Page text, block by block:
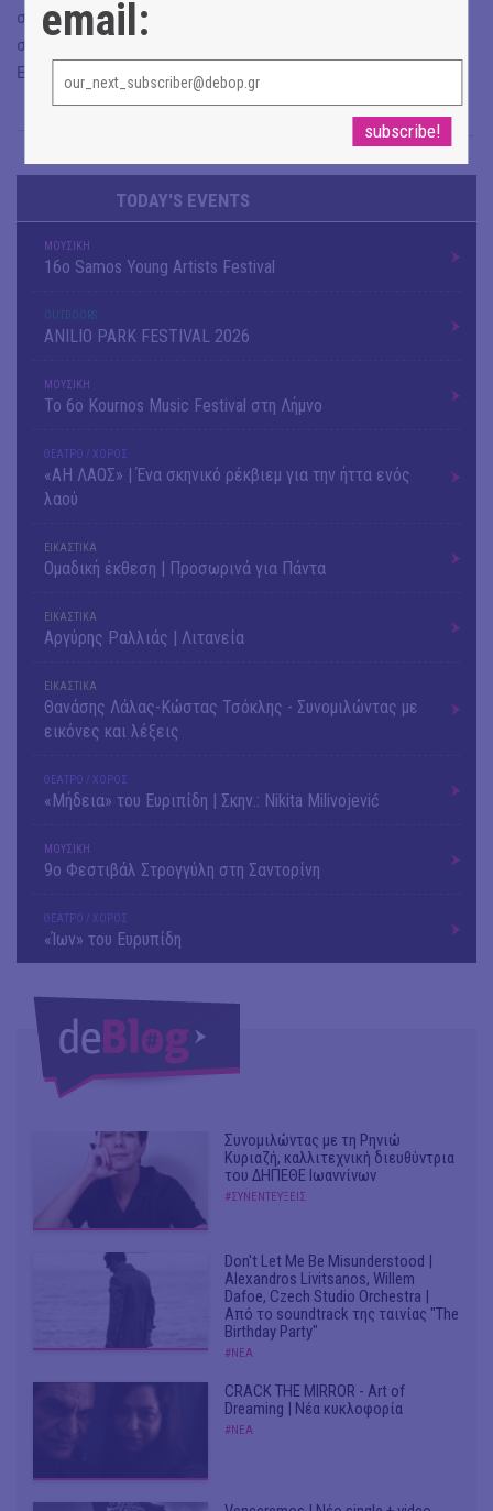
συμπεριλαμβάνονται σε ιδιωτικές συλλογές, ενώ έχει
συμμετάσχει σε ατομικές και ομαδικές εκθέσεις στην
Ελλάδα και το εξωτερικό.
Σόνια Βλάντη
TODAY'S EVENTS
ΜΟΥΣΙΚΗ
16o Samos Young Artists Festival
OUTDΟORS
ANILIO PARK FESTIVAL 2026
ΜΟΥΣΙΚΗ
Το 6ο Kournos Music Festival στη Λήμνο
ΘΕΑΤΡΟ / ΧΟΡΟΣ
«ΑΗ ΛΑΟΣ» | Ένα σκηνικό ρέκβιεμ για την ήττα ενός
λαού
ΕΙΚΑΣΤΙΚΑ
Ομαδική έκθεση | Προσωρινά για Πάντα
ΕΙΚΑΣΤΙΚΑ
Αργύρης Ραλλιάς | Λιτανεία
ΕΙΚΑΣΤΙΚΑ
Θανάσης Λάλας-Κώστας Τσόκλης - Συνομιλώντας με
εικόνες και λέξεις
ΘΕΑΤΡΟ / ΧΟΡΟΣ
«Μήδεια» του Ευριπίδη | Σκην.: Nikita Milivojević
ΜΟΥΣΙΚΗ
9o Φεστιβάλ Στρογγύλη στη Σαντορίνη
ΘΕΑΤΡΟ / ΧΟΡΟΣ
«Ίων» του Ευρυπίδη
Συνομιλώντας με τη Ρηνιώ
Κυριαζή, καλλιτεχνική διευθύντρια
του ΔΗΠΕΘΕ Ιωαννίνων
#ΣΥΝΕΝΤΕΥΞΕΙΣ
Don't Let Me Be Misunderstood |
Alexandros Livitsanos, Willem
Dafoe, Czech Studio Orchestra |
Από το soundtrack της ταινίας "The
Birthday Party"
#ΝΕΑ
CRACK THE MIRROR - Art of
Dreaming | Νέα κυκλοφορία
#ΝΕΑ
email: